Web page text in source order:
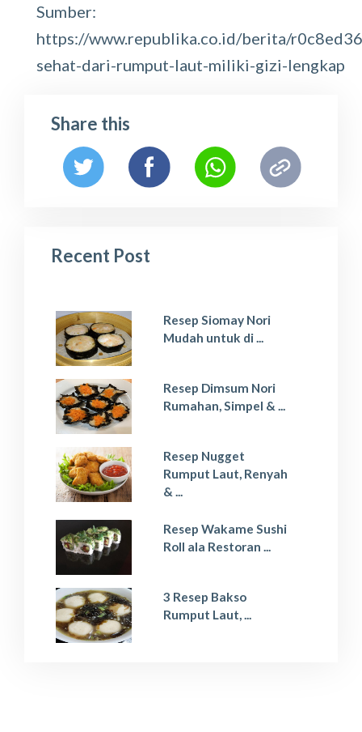
Sumber:
https://www.republika.co.id/berita/
sehat-dari-rumput-laut-miliki-gizi-lengkap
Share this
Recent Post
Resep Siomay Nori
Mudah untuk di ...
Resep Dimsum Nori
Rumahan, Simpel & ...
Resep Nugget
Rumput Laut, Renyah
& ...
Resep Wakame Sushi
Roll ala Restoran ...
3 Resep Bakso
Rumput Laut, ...